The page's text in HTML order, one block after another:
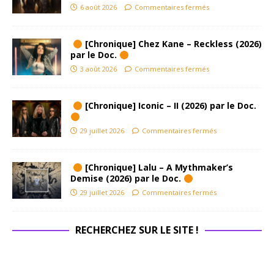
6 août 2026 Commentaires fermés
[Chronique] Chez Kane – Reckless (2026)
par le Doc.
3 août 2026 Commentaires fermés
[Chronique] Iconic – II (2026) par le Doc.
29 juillet 2026 Commentaires fermés
[Chronique] Lalu – A Mythmaker’s
Demise (2026) par le Doc.
29 juillet 2026 Commentaires fermés
RECHERCHEZ SUR LE SITE !